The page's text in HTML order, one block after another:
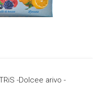
-Dolcee arivo -